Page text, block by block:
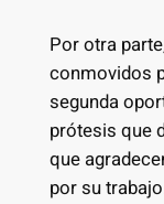
Por otra
conmovidos
segunda
prótesis que
que
por su